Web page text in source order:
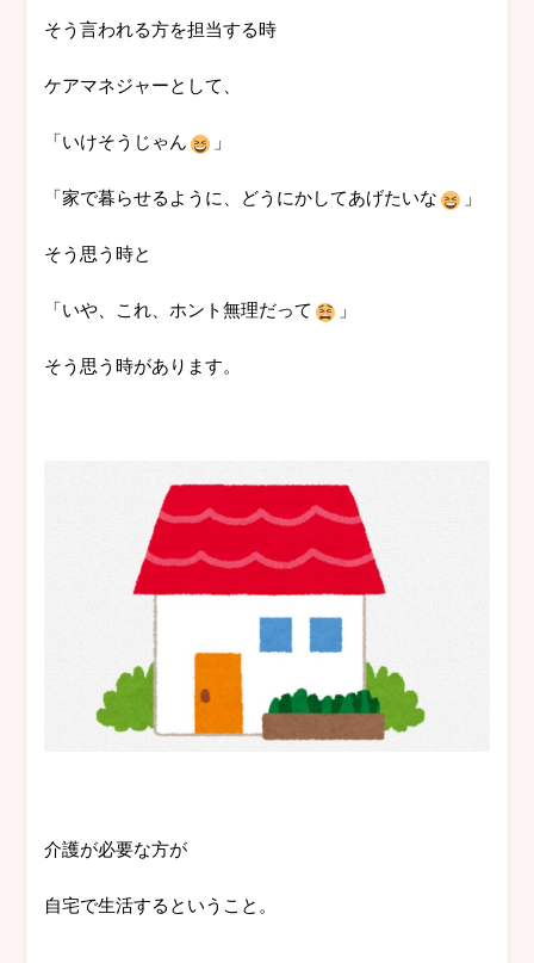
そう言われる方を担当する時
ケアマネジャーとして、
「いけそうじゃん 」
「家で暮らせるように、どうにかしてあげたいな 」
そう思う時と
「いや、これ、ホント無理だって 」
そう思う時があります。
介護が必要な方が
自宅で生活するということ。